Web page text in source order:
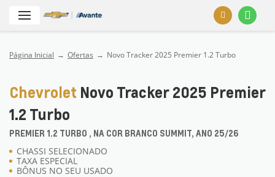
Página Inicial Ofertas Novo Tracker 2025 Premier 1.2 Turbo
Chevrolet Novo Tracker 2025 Premier
1.2 Turbo
PREMIER 1.2 TURBO , NA COR BRANCO SUMMIT, ANO 25/26
CHASSI SELECIONADO
TAXA ESPECIAL
BÔNUS NO SEU USADO